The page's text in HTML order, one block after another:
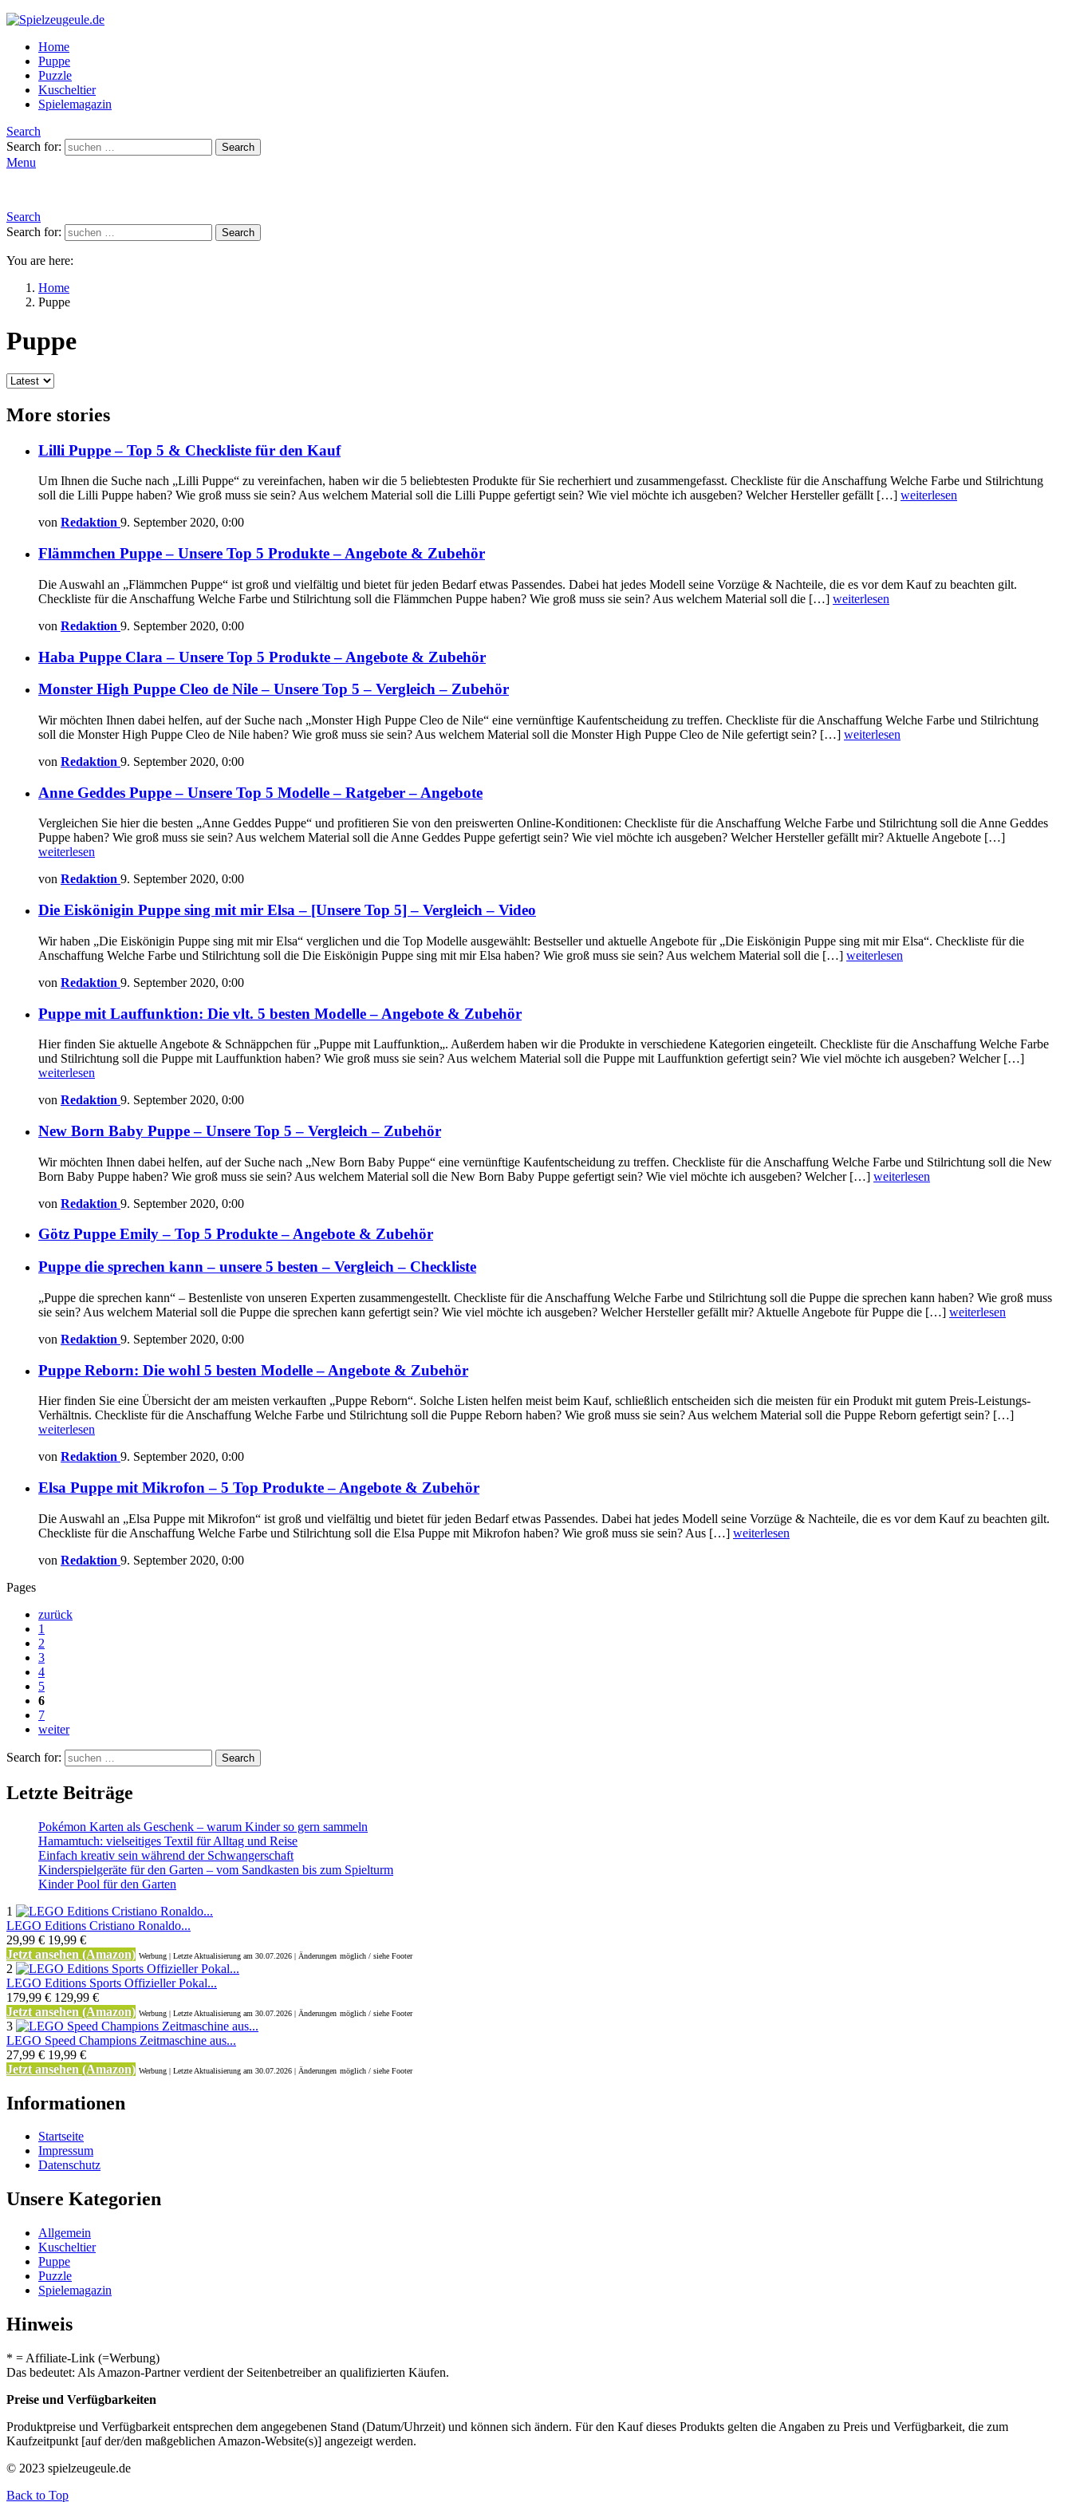
Home
Puppe
Puzzle
Kuscheltier
Spielemagazin
Search
Search for:
Search
Menu
Search
Search for:
Search
You are here:
Home
Puppe
Puppe
More stories
Lilli Puppe – Top 5 & Checkliste für den Kauf
Um Ihnen die Suche nach „Lilli Puppe“ zu vereinfachen, haben wir die 5 beliebtesten Produkte für Sie recherhiert und zusammengefasst. Checkliste für die Anschaffung Welche Farbe und Stilrichtung
soll die Lilli Puppe haben? Wie groß muss sie sein? Aus welchem Material soll die Lilli Puppe gefertigt sein? Wie viel möchte ich ausgeben? Welcher Hersteller gefällt […] weiterlesen
von Redaktion 9. September 2020, 0:00
Flämmchen Puppe – Unsere Top 5 Produkte – Angebote & Zubehör
Die Auswahl an „Flämmchen Puppe“ ist groß und vielfältig und bietet für jeden Bedarf etwas Passendes. Dabei hat jedes Modell seine Vorzüge & Nachteile, die es vor dem Kauf zu beachten gilt.
Checkliste für die Anschaffung Welche Farbe und Stilrichtung soll die Flämmchen Puppe haben? Wie groß muss sie sein? Aus welchem Material soll die […] weiterlesen
von Redaktion 9. September 2020, 0:00
Haba Puppe Clara – Unsere Top 5 Produkte – Angebote & Zubehör
Monster High Puppe Cleo de Nile – Unsere Top 5 – Vergleich – Zubehör
Wir möchten Ihnen dabei helfen, auf der Suche nach „Monster High Puppe Cleo de Nile“ eine vernünftige Kaufentscheidung zu treffen. Checkliste für die Anschaffung Welche Farbe und Stilrichtung
soll die Monster High Puppe Cleo de Nile haben? Wie groß muss sie sein? Aus welchem Material soll die Monster High Puppe Cleo de Nile gefertigt sein? […] weiterlesen
von Redaktion 9. September 2020, 0:00
Anne Geddes Puppe – Unsere Top 5 Modelle – Ratgeber – Angebote
Vergleichen Sie hier die besten „Anne Geddes Puppe“ und profitieren Sie von den preiswerten Online-Konditionen: Checkliste für die Anschaffung Welche Farbe und Stilrichtung soll die Anne Geddes
Puppe haben? Wie groß muss sie sein? Aus welchem Material soll die Anne Geddes Puppe gefertigt sein? Wie viel möchte ich ausgeben? Welcher Hersteller gefällt mir? Aktuelle Angebote […]
weiterlesen
von Redaktion 9. September 2020, 0:00
Die Eiskönigin Puppe sing mit mir Elsa – [Unsere Top 5] – Vergleich – Video
Wir haben „Die Eiskönigin Puppe sing mit mir Elsa“ verglichen und die Top Modelle ausgewählt: Bestseller und aktuelle Angebote für „Die Eiskönigin Puppe sing mit mir Elsa“. Checkliste für die
Anschaffung Welche Farbe und Stilrichtung soll die Die Eiskönigin Puppe sing mit mir Elsa haben? Wie groß muss sie sein? Aus welchem Material soll die […] weiterlesen
von Redaktion 9. September 2020, 0:00
Puppe mit Lauffunktion: Die vlt. 5 besten Modelle – Angebote & Zubehör
Hier finden Sie aktuelle Angebote & Schnäppchen für „Puppe mit Lauffunktion„. Außerdem haben wir die Produkte in verschiedene Kategorien eingeteilt. Checkliste für die Anschaffung Welche Farbe
und Stilrichtung soll die Puppe mit Lauffunktion haben? Wie groß muss sie sein? Aus welchem Material soll die Puppe mit Lauffunktion gefertigt sein? Wie viel möchte ich ausgeben? Welcher […]
weiterlesen
von Redaktion 9. September 2020, 0:00
New Born Baby Puppe – Unsere Top 5 – Vergleich – Zubehör
Wir möchten Ihnen dabei helfen, auf der Suche nach „New Born Baby Puppe“ eine vernünftige Kaufentscheidung zu treffen. Checkliste für die Anschaffung Welche Farbe und Stilrichtung soll die New
Born Baby Puppe haben? Wie groß muss sie sein? Aus welchem Material soll die New Born Baby Puppe gefertigt sein? Wie viel möchte ich ausgeben? Welcher […] weiterlesen
von Redaktion 9. September 2020, 0:00
Götz Puppe Emily – Top 5 Produkte – Angebote & Zubehör
Puppe die sprechen kann – unsere 5 besten – Vergleich – Checkliste
„Puppe die sprechen kann“ – Bestenliste von unseren Experten zusammengestellt. Checkliste für die Anschaffung Welche Farbe und Stilrichtung soll die Puppe die sprechen kann haben? Wie groß muss
sie sein? Aus welchem Material soll die Puppe die sprechen kann gefertigt sein? Wie viel möchte ich ausgeben? Welcher Hersteller gefällt mir? Aktuelle Angebote für Puppe die […] weiterlesen
von Redaktion 9. September 2020, 0:00
Puppe Reborn: Die wohl 5 besten Modelle – Angebote & Zubehör
Hier finden Sie eine Übersicht der am meisten verkauften „Puppe Reborn“. Solche Listen helfen meist beim Kauf, schließlich entscheiden sich die meisten für ein Produkt mit gutem Preis-Leistungs-
Verhältnis. Checkliste für die Anschaffung Welche Farbe und Stilrichtung soll die Puppe Reborn haben? Wie groß muss sie sein? Aus welchem Material soll die Puppe Reborn gefertigt sein? […]
weiterlesen
von Redaktion 9. September 2020, 0:00
Elsa Puppe mit Mikrofon – 5 Top Produkte – Angebote & Zubehör
Die Auswahl an „Elsa Puppe mit Mikrofon“ ist groß und vielfältig und bietet für jeden Bedarf etwas Passendes. Dabei hat jedes Modell seine Vorzüge & Nachteile, die es vor dem Kauf zu beachten gilt.
Checkliste für die Anschaffung Welche Farbe und Stilrichtung soll die Elsa Puppe mit Mikrofon haben? Wie groß muss sie sein? Aus […] weiterlesen
von Redaktion 9. September 2020, 0:00
Pages
zurück
1
2
3
4
5
6
7
weiter
Search for: Search
Letzte Beiträge
Pokémon Karten als Geschenk – warum Kinder so gern sammeln
Hamamtuch: vielseitiges Textil für Alltag und Reise
Einfach kreativ sein während der Schwangerschaft
Kinderspielgeräte für den Garten – vom Sandkasten bis zum Spielturm
Kinder Pool für den Garten
1
LEGO Editions Cristiano Ronaldo...
29,99 € 19,99 €
Jetzt ansehen (Amazon) Werbung | Letzte Aktualisierung am 30.07.2026 | Änderungen möglich / siehe Footer
2
LEGO Editions Sports Offizieller Pokal...
179,99 € 129,99 €
Jetzt ansehen (Amazon) Werbung | Letzte Aktualisierung am 30.07.2026 | Änderungen möglich / siehe Footer
3
LEGO Speed Champions Zeitmaschine aus...
27,99 € 19,99 €
Jetzt ansehen (Amazon) Werbung | Letzte Aktualisierung am 30.07.2026 | Änderungen möglich / siehe Footer
Informationen
Startseite
Impressum
Datenschutz
Unsere Kategorien
Allgemein
Kuscheltier
Puppe
Puzzle
Spielemagazin
Hinweis
* = Affiliate-Link (=Werbung)
Das bedeutet: Als Amazon-Partner verdient der Seitenbetreiber an qualifizierten Käufen.
Preise und Verfügbarkeiten
Produktpreise und Verfügbarkeit entsprechen dem angegebenen Stand (Datum/Uhrzeit) und können sich ändern. Für den Kauf dieses Produkts gelten die Angaben zu Preis und Verfügbarkeit, die zum
Kaufzeitpunkt [auf der/den maßgeblichen Amazon-Website(s)] angezeigt werden.
© 2023 spielzeugeule.de
Back to Top